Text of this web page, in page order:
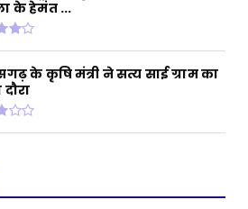
के हेमंत ...
के कृषि मंत्री ने सत्य साई ग्राम का